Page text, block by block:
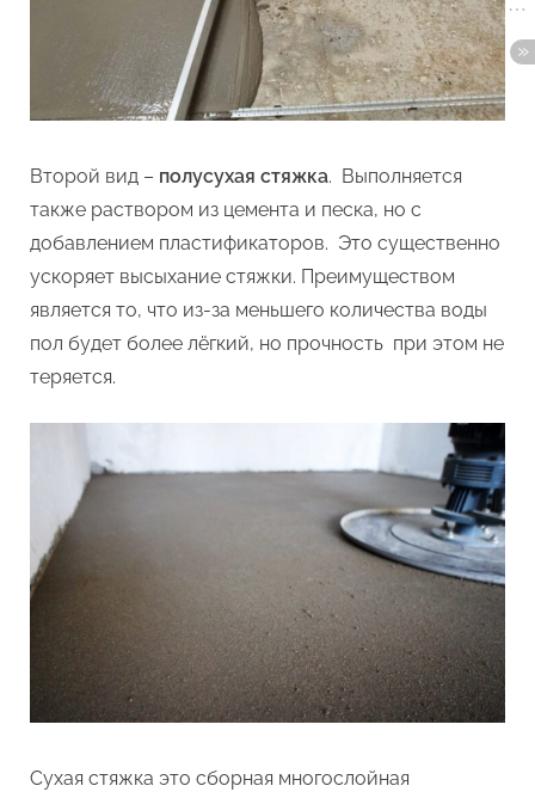
Второй вид – полусухая стяжка. Выполняется
также раствором из цемента и песка, но с
добавлением пластификаторов. Это существенно
ускоряет высыхание стяжки. Преимуществом
является то, что из-за меньшего количества воды
пол будет более лёгкий, но прочность при этом не
теряется.
Сухая стяжка это сборная многослойная